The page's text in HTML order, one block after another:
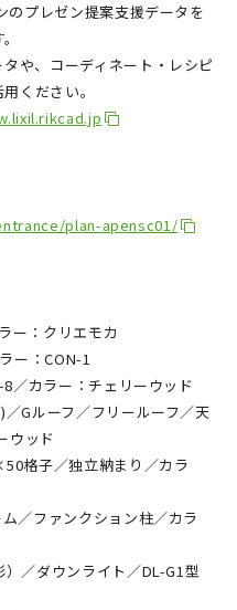
のプレゼン提案支援データを
や、コーディネート・レシピ
ください。
plan-apensc01/
ー：クリエモカ
ー：CON-1
／カラー：チェリーウッド
Gルーフ／フリールーフ／天
ウッド
格子／独立納まり／カラ
／ファンクション柱／カラ
／ダウンライト／DL-G1型